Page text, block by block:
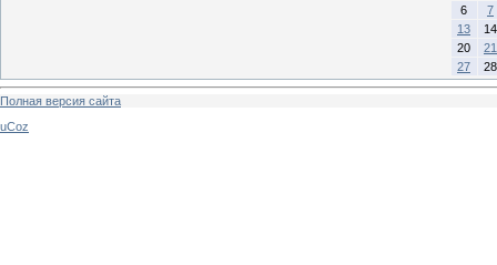
6
7
13
14
20
21
27
28
Полная версия сайта
uCoz